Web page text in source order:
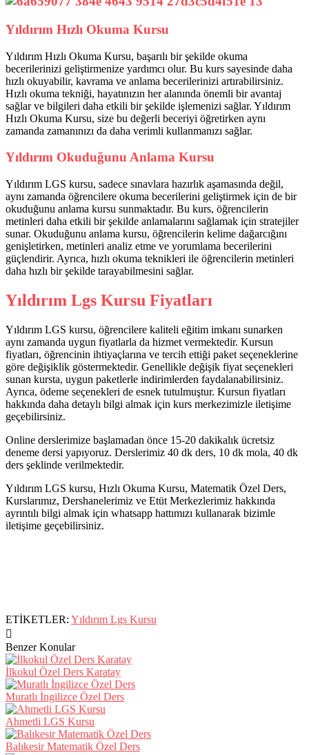
Yıldırım Hızlı Okuma Kursu
Yıldırım Hızlı Okuma Kursu, başarılı bir şekilde okuma
becerilerinizi geliştirmenize yardımcı olur. Bu kurs sayesinde daha
hızlı okuyabilir, kavrama ve anlama becerilerinizi artırabilirsiniz.
Hızlı okuma tekniği, hayatınızın her alanında önemli bir avantaj
sağlar ve bilgileri daha etkili bir şekilde işlemenizi sağlar. Yıldırım
Hızlı Okuma Kursu, size bu değerli beceriyi öğretirken aynı
zamanda zamanınızı da daha verimli kullanmanızı sağlar.
Yıldırım Okuduğunu Anlama Kursu
Yıldırım LGS kursu, sadece sınavlara hazırlık aşamasında değil,
aynı zamanda öğrencilere okuma becerilerini geliştirmek için de bir
okuduğunu anlama kursu sunmaktadır. Bu kurs, öğrencilerin
metinleri daha etkili bir şekilde anlamalarını sağlamak için stratejiler
sunar. Okuduğunu anlama kursu, öğrencilerin kelime dağarcığını
genişletirken, metinleri analiz etme ve yorumlama becerilerini
güçlendirir. Ayrıca, hızlı okuma teknikleri ile öğrencilerin metinleri
daha hızlı bir şekilde tarayabilmesini sağlar.
Yıldırım Lgs Kursu Fiyatları
Yıldırım LGS kursu, öğrencilere kaliteli eğitim imkanı sunarken
aynı zamanda uygun fiyatlarla da hizmet vermektedir. Kursun
fiyatları, öğrencinin ihtiyaçlarına ve tercih ettiği paket seçeneklerine
göre değişiklik göstermektedir. Genellikle değişik fiyat seçenekleri
sunan kursta, uygun paketlerle indirimlerden faydalanabilirsiniz.
Ayrıca, ödeme seçenekleri de esnek tutulmuştur. Kursun fiyatları
hakkında daha detaylı bilgi almak için kurs merkezimizle iletişime
geçebilirsiniz.
Online derslerimize başlamadan önce 15-20 dakikalık ücretsiz
deneme dersi yapıyoruz. Derslerimiz 40 dk ders, 10 dk mola, 40 dk
ders şeklinde verilmektedir.
Yıldırım LGS kursu, Hızlı Okuma Kursu, Matematik Özel Ders,
Kurslarımız, Dershanelerimiz ve Etüt Merkezlerimiz hakkında
ayrıntılı bilgi almak için whatsapp hattımızı kullanarak bizimle
iletişime geçebilirsiniz.
ETİKETLER: Yıldırım Lgs Kursu
Benzer Konular
İlkokul Özel Ders Karatay
Muratlı İngilizce Özel Ders
Ahmetli LGS Kursu
Balıkesir Matematik Özel Ders